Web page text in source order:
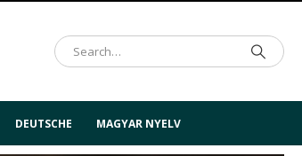
DEUTSCHE MAGYAR NYELV